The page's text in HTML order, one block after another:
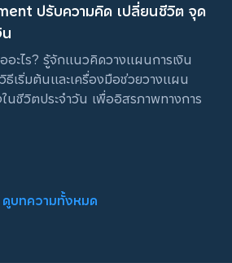
ปรับความคิด เปลี่ยนชีวิต จุด
ะไร? รู้จักแนวคิดวางแผนการเงิน
เริ่มต้นและเครื่องมือช่วยวางแผน
ในชีวิตประจำวัน เพื่ออิสรภาพทางการ
ดูบทความทั้งหมด